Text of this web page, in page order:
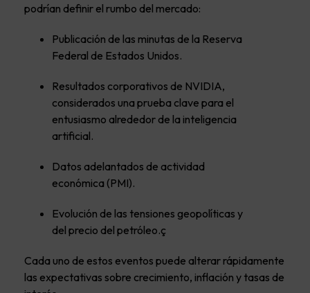
podrían definir el rumbo del mercado:
Publicación de las minutas de la Reserva
Federal de Estados Unidos.
Resultados corporativos de NVIDIA,
considerados una prueba clave para el
entusiasmo alrededor de la inteligencia
artificial.
Datos adelantados de actividad
económica (PMI).
Evolución de las tensiones geopolíticas y
del precio del petróleo.ç
Cada uno de estos eventos puede alterar rápidamente
las expectativas sobre crecimiento, inflación y tasas de